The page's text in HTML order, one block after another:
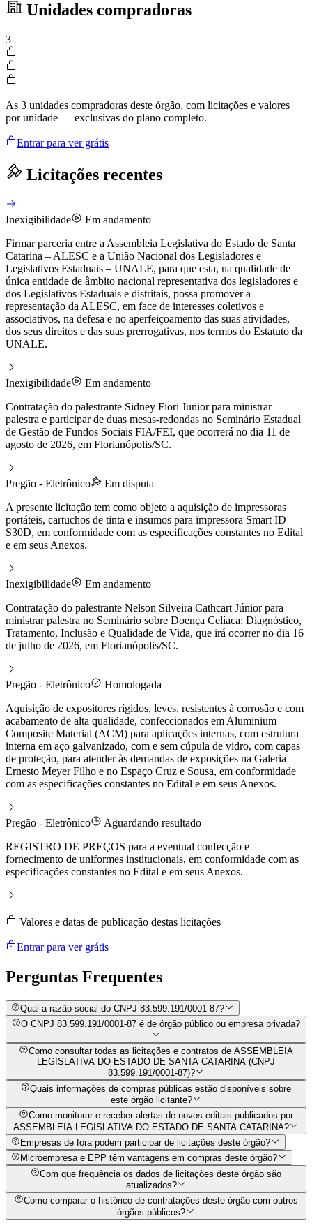
Unidades compradoras
3
As 3 unidades compradoras deste órgão, com licitações e valores
por unidade — exclusivas do plano completo.
Entrar para ver grátis
Licitações recentes
Inexigibilidade
Em andamento
Firmar parceria entre a Assembleia Legislativa do Estado de Santa
Catarina – ALESC e a União Nacional dos Legisladores e
Legislativos Estaduais – UNALE, para que esta, na qualidade de
única entidade de âmbito nacional representativa dos legisladores e
dos Legislativos Estaduais e distritais, possa promover a
representação da ALESC, em face de interesses coletivos e
associativos, na defesa e no aperfeiçoamento das suas atividades,
dos seus direitos e das suas prerrogativas, nos termos do Estatuto da
UNALE.
Inexigibilidade
Em andamento
Contratação do palestrante Sidney Fiori Junior para ministrar
palestra e participar de duas mesas-redondas no Seminário Estadual
de Gestão de Fundos Sociais FIA/FEI, que ocorrerá no dia 11 de
agosto de 2026, em Florianópolis/SC.
Pregão - Eletrônico
Em disputa
A presente licitação tem como objeto a aquisição de impressoras
portáteis, cartuchos de tinta e insumos para impressora Smart ID
S30D, em conformidade com as especificações constantes no Edital
e em seus Anexos.
Inexigibilidade
Em andamento
Contratação do palestrante Nelson Silveira Cathcart Júnior para
ministrar palestra no Seminário sobre Doença Celíaca: Diagnóstico,
Tratamento, Inclusão e Qualidade de Vida, que irá ocorrer no dia 16
de julho de 2026, em Florianópolis/SC.
Pregão - Eletrônico
Homologada
Aquisição de expositores rígidos, leves, resistentes à corrosão e com
acabamento de alta qualidade, confeccionados em Aluminium
Composite Material (ACM) para aplicações internas, com estrutura
interna em aço galvanizado, com e sem cúpula de vidro, com capas
de proteção, para atender às demandas de exposições na Galeria
Ernesto Meyer Filho e no Espaço Cruz e Sousa, em conformidade
com as especificações constantes no Edital e em seus Anexos.
Pregão - Eletrônico
Aguardando resultado
REGISTRO DE PREÇOS para a eventual confecção e
fornecimento de uniformes institucionais, em conformidade com as
especificações constantes no Edital e em seus Anexos.
Valores e datas de publicação destas licitações
Entrar para ver grátis
Perguntas Frequentes
Qual a razão social do CNPJ 83.599.191/0001-87?
O CNPJ 83.599.191/0001-87 é de órgão público ou empresa privada?
Como consultar todas as licitações e contratos de ASSEMBLEIA
LEGISLATIVA DO ESTADO DE SANTA CATARINA (CNPJ
83.599.191/0001-87)?
Quais informações de compras públicas estão disponíveis sobre
este órgão licitante?
Como monitorar e receber alertas de novos editais publicados por
ASSEMBLEIA LEGISLATIVA DO ESTADO DE SANTA CATARINA?
Empresas de fora podem participar de licitações deste órgão?
Microempresa e EPP têm vantagens em compras deste órgão?
Com que frequência os dados de licitações deste órgão são
atualizados?
Como comparar o histórico de contratações deste órgão com outros
órgãos públicos?